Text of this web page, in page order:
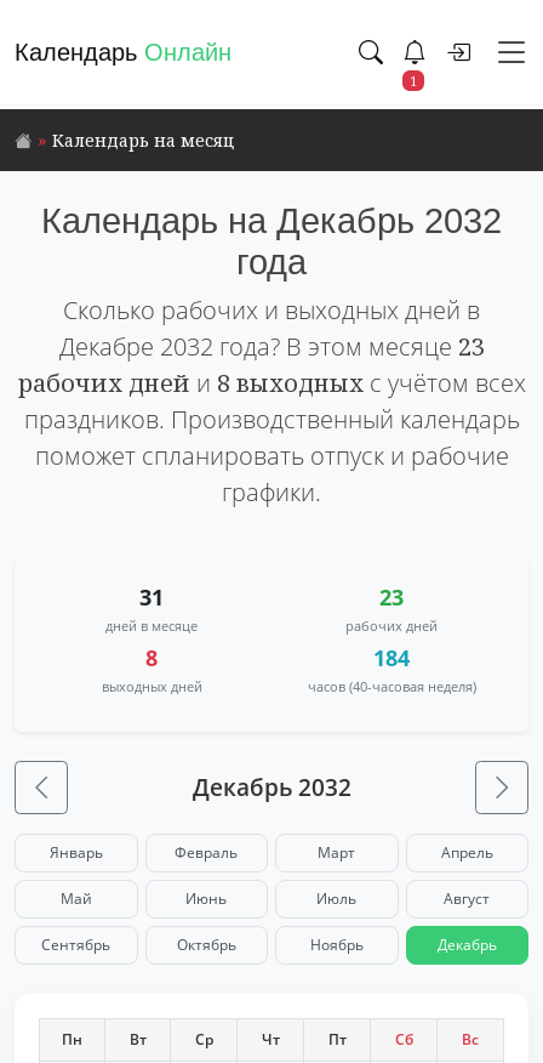
Календарь Онлайн
1
Календарь на месяц
Календарь на Декабрь 2032
года
Сколько рабочих и выходных дней в
Декабре 2032 года? В этом месяце 23
рабочих дней и 8 выходныхс учётом всех
праздников. Производственный календарь
поможет спланировать отпуск и рабочие
графики.
31
дней в месяце
23
рабочих дней
8
выходных дней
184
часов (40-часовая неделя)
Декабрь 2032
Январь Февраль Март Апрель
Май Июнь Июль Август
Сентябрь Октябрь Ноябрь Декабрь
Пн Вт Ср Чт Пт Сб Вс